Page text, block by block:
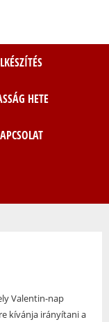
HETE
Valentin-nap
kívánja irányítani a